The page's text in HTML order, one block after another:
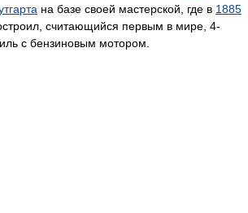
на базе своей мастерской, где в 1885
считающийся первым в мире, 4-
с бензиновым мотором.